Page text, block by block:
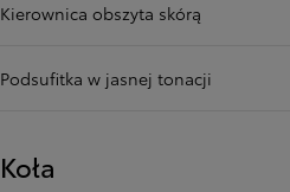
Kierownica obszyta skórą
Podsufitka w jasnej tonacji
Koła